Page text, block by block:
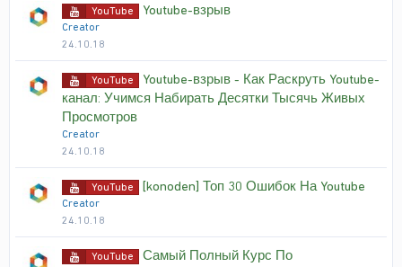
YouTube Youtube-взрыв
Creator
24.10.18
YouTube
Youtube-взрыв - Как Раскруть Youtube-
канал: Учимся Набирать Десятки Тысячь Живых
Просмотров
Creator
24.10.18
YouTube [konoden] Топ 30 Ошибок На Youtube
Creator
24.10.18
YouTube
Самый Полный Курс По